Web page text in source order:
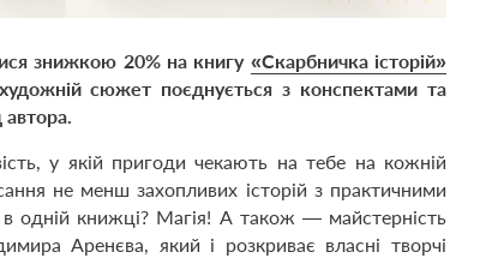
знижкою 20% на книгу «Скарбничка історій»
сюжет поєднується з конспектами та
автора.
у якій пригоди чекають на тебе на кожній
не менш захопливих історій з практичними
одній книжці? Магія! А також — майстерність
Аренєва, який і розкриває власні творчі